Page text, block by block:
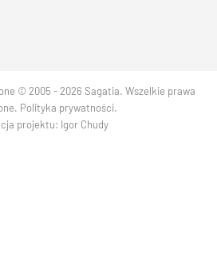
© 2005 - 2026 Sagatia. Wszelkie prawa
Polityka prywatności.
projektu: Igor Chudy